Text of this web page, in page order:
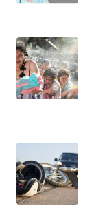
EDITORIAL
KONTAK
KAMI